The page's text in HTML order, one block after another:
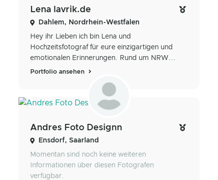
Lena lavrik.de
Dahlem, Nordrhein-Westfalen
Hey ihr Lieben ich bin Lena und
Hochzeitsfotograf für eure einzigartigen und
emotionalen Erinnerungen. Rund um NRW...
Portfolio ansehen
Andres Foto Designn
Ensdorf, Saarland
Momentan sind noch keine weiteren
Informationen über diesen Fotografen
verfügbar.